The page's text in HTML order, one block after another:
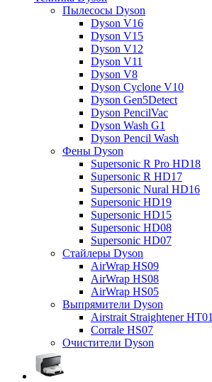
Пылесосы Dyson
Dyson V16
Dyson V15
Dyson V12
Dyson V11
Dyson V8
Dyson Cyclone V10
Dyson Gen5Detect
Dyson PencilVac
Dyson Wash G1
Dyson Pencil Wash
Фены Dyson
Supersonic R Pro HD18
Supersonic R HD17
Supersonic Nural HD16
Supersonic HD19
Supersonic HD15
Supersonic HD08
Supersonic HD07
Стайлеры Dyson
AirWrap HS09
AirWrap HS08
AirWrap HS05
Выпрямители Dyson
Airstrait Straightener HT01
Corrale HS07
Очистители Dyson